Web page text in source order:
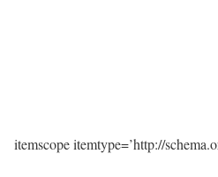
itemscope itemtype=’http://